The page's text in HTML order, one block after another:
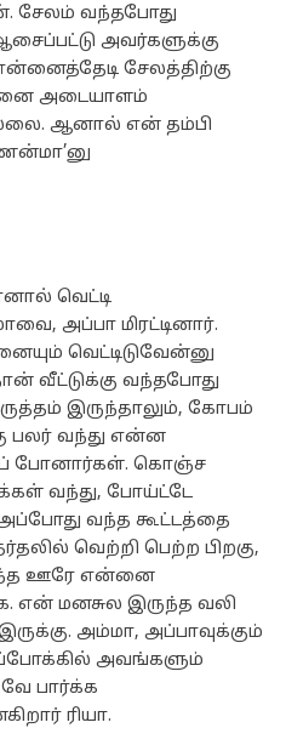
சேலம் வந்தபோது
அவர்களுக்கு
சேலத்திற்கு
அடையாளம்
ஆனால் என் தம்பி
வெட்டி
அப்பா மிரட்டினார்.
வெட்டிடுவேன்னு
வீட்டுக்கு வந்தபோது
இருந்தாலும், கோபம்
பலர் வந்து என்ன
போனார்கள். கொஞ்ச
வந்து, போய்ட்டே
வந்த கூட்டத்தை
வெற்றி பெற்ற பிறகு,
ஊரே என்னை
என் மனசுல இருந்த வலி
அம்மா, அப்பாவுக்கும்
அவங்களும்
பார்க்க
ரியா.